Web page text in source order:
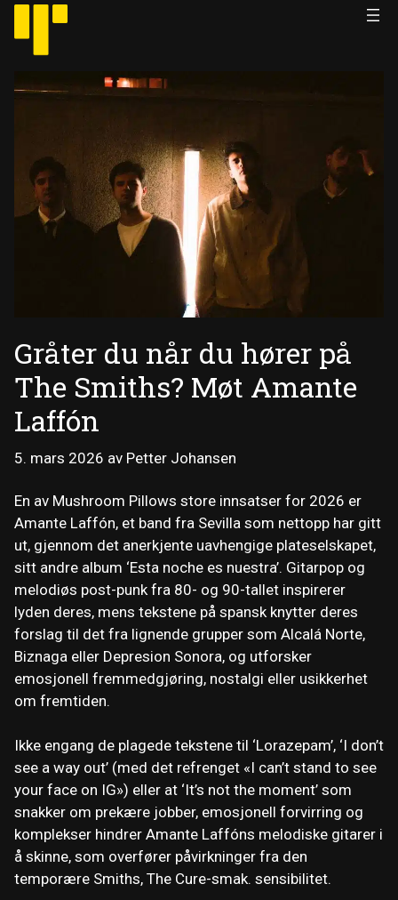
Hopp
innhold
Gråter du når du hører på
The Smiths? Møt Amante
Laffón
5. mars 2026 av Petter Johansen
En av Mushroom Pillows store innsatser for 2026 er
Amante Laffón, et band fra Sevilla som nettopp har gitt
ut, gjennom det anerkjente uavhengige plateselskapet,
sitt andre album ‘Esta noche es nuestra’. Gitarpop og
melodiøs post-punk fra 80- og 90-tallet inspirerer
lyden deres, mens tekstene på spansk knytter deres
forslag til det fra lignende grupper som Alcalá Norte,
Biznaga eller Depresion Sonora, og utforsker
emosjonell fremmedgjøring, nostalgi eller usikkerhet
om fremtiden.
Ikke engang de plagede tekstene til ‘Lorazepam’, ‘I don’t
see a way out’ (med det refrenget «I can’t stand to see
your face on IG») eller at ‘It’s not the moment’ som
snakker om prekære jobber, emosjonell forvirring og
komplekser hindrer Amante Laffóns melodiske gitarer i
å skinne, som overfører påvirkninger fra den
temporære Smiths, The Cure-smak. sensibilitet.